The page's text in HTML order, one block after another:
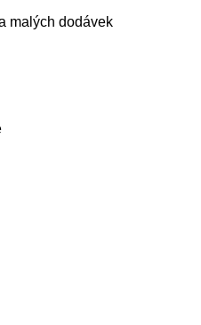
malých dodávek